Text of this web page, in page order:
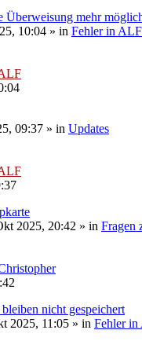
Überweisung mehr
10:04 » in Fehler in
09:37 » in Updates
2025, 20:42 » in Fragen
nicht gespeichert
2025, 11:05 » in Fehler